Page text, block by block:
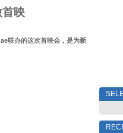
首映
联办的这次首映会，是为新